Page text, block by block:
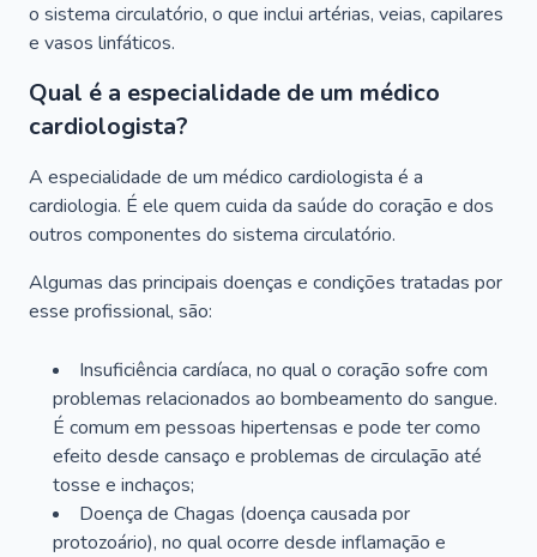
o sistema circulatório, o que inclui artérias, veias, capilares
e vasos linfáticos.
Qual é a especialidade de um médico
cardiologista?
A especialidade de um médico cardiologista é a
cardiologia. É ele quem cuida da saúde do coração e dos
outros componentes do sistema circulatório.
Algumas das principais doenças e condições tratadas por
esse profissional, são:
Insuficiência cardíaca, no qual o coração sofre com
problemas relacionados ao bombeamento do sangue.
É comum em pessoas hipertensas e pode ter como
efeito desde cansaço e problemas de circulação até
tosse e inchaços;
Doença de Chagas (doença causada por
protozoário), no qual ocorre desde inflamação e